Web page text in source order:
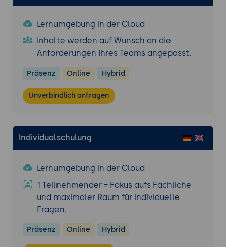
Lernumgebung in der Cloud
Inhalte werden auf Wunsch an die
Anforderungen Ihres Teams angepasst.
Präsenz Online Hybrid
Unverbindlich anfragen
Individualschulung
Lernumgebung in der Cloud
1 Teilnehmender = Fokus aufs Fachliche
und maximaler Raum für individuelle
Fragen.
Präsenz Online Hybrid